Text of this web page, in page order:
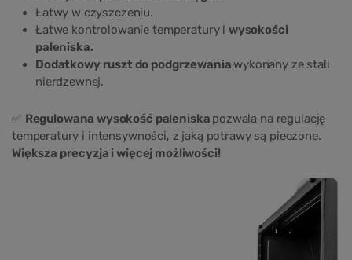
Łatwy w czyszczeniu.
Łatwe kontrolowanie temperatury i wysokości
paleniska.
Dodatkowy ruszt do podgrzewaniawykonany ze stali
nierdzewnej.
✅ Regulowana wysokość paleniska pozwala na regulację
temperatury i intensywności, z jaką potrawy są pieczone.
Większa precyzja i więcej możliwości!